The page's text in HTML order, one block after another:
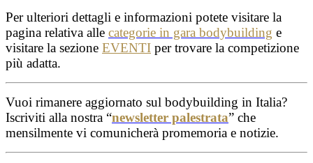
Per ulteriori dettagli e informazioni potete visitare la
pagina relativa alle categorie in gara bodybuilding e
visitare la sezione EVENTI per trovare la competizione
più adatta.
Vuoi rimanere aggiornato sul bodybuilding in Italia?
Iscriviti alla nostra “newsletter palestrata” che
mensilmente vi comunicherà promemoria e notizie.